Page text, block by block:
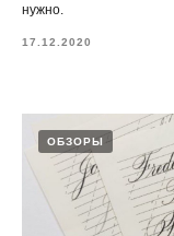
нужно.
17.12.2020
ОБЗОРЫ